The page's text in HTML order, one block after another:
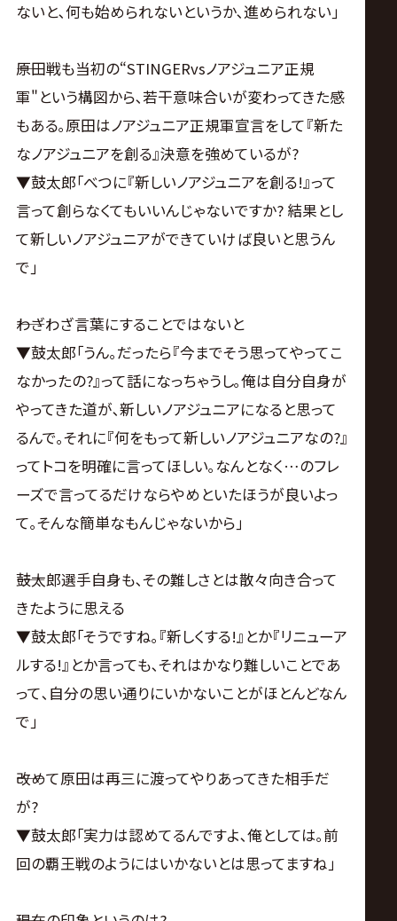
ないと､何も始められないというか､進められない｣
――原田戦も当初の“STINGERvsノアジュニア正規
軍"という構図から､若干意味合いが変わってきた感
もある｡原田はノアジュニア正規軍宣言をして『新た
なノアジュニアを創る』決意を強めているが?
▼鼓太郎｢べつに『新しいノアジュニアを創る!』って
言って創らなくてもいいんじゃないですか? 結果とし
て新しいノアジュニアができていけば良いと思うん
で｣
――わざわざ言葉にすることではないと
▼鼓太郎｢うん｡だったら『今までそう思ってやってこ
なかったの?』って話になっちゃうし｡俺は自分自身が
やってきた道が､新しいノアジュニアになると思って
るんで｡それに『何をもって新しいノアジュニアなの?』
ってトコを明確に言ってほしい｡なんとなく…のフレ
ーズで言ってるだけならやめといたほうが良いよっ
て｡そんな簡単なもんじゃないから｣
――鼓太郎選手自身も､その難しさとは散々向き合って
きたように思える
▼鼓太郎｢そうですね｡『新しくする!』とか『リニューア
ルする!』とか言っても､それはかなり難しいことであ
って､自分の思い通りにいかないことがほとんどなん
で｣
――改めて原田は再三に渡ってやりあってきた相手だ
が?
▼鼓太郎｢実力は認めてるんですよ､俺としては｡前
回の覇王戦のようにはいかないとは思ってますね｣